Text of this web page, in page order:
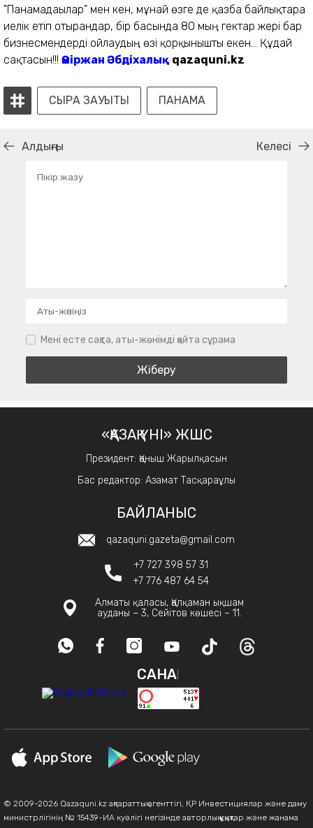
"Панамадағылар" мен кен, мұнай өзге де қазба байлықтарға
иелік етіп отырғандар, бір басында 80 мың гектар жері бар
бизнесмендерді ойлаудың өзі қорқынышты екен... Құдай
сақтасын!!! Өміржан Әбдіхалық qazaquni.kz
СЫРА ЗАУЫТЫ ПАНАМА
Алдыңғы Келесі
Мені есте сақта, аты-жөнімді қайта сұрама
«ҚАЗАҚ ҮНІ» ЖШС
Президент: Қаныш Жарылқасын
Бас редактор: Азамат Тасқараұлы
БАЙЛАНЫС
qazaquni.gazeta@gmail.com
+7 727 398 57 31
+7 776 487 64 54
Алматы қаласы, Қалқаман ықшам
ауданы – 3, Сейітов көшесі – 11.
САНАҚ
© 2009-2026 Qazaquni.kz ақпараттық агенттігі, ҚР Инвестициялар және даму
министрлігінің № 15439-ИА куәлігі негізінде авторлық құқықтар және жанама